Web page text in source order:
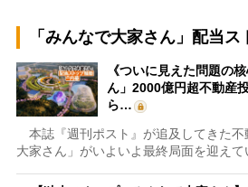
「みんなで大家さん」配当
《ついに見えた問題の
ん」2000億円超不動産
ら…
本誌『週刊ポスト』が追及してきた不
大家さん」がいよいよ最終局面を迎えて